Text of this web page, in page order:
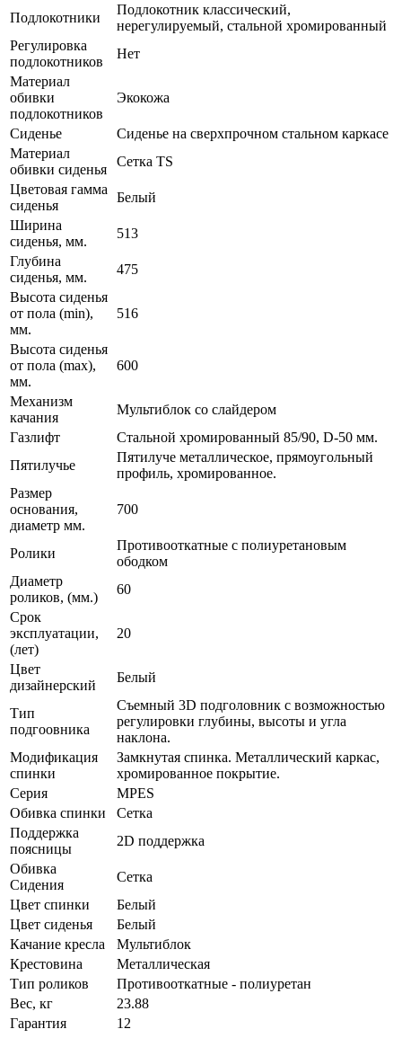
Подлокотники
Подлокотник классический,
нерегулируемый, стальной хромированный
Регулировка
подлокотников
Нет
Материал
обивки
подлокотников
Экокожа
Сиденье
Сиденье на сверхпрочном стальном каркасе
Материал
обивки сиденья
Сетка TS
Цветовая гамма
сиденья
Белый
Ширина
сиденья, мм.
513
Глубина
сиденья, мм.
475
Высота сиденья
от пола (min),
мм.
516
Высота сиденья
от пола (mах),
мм.
600
Механизм
качания
Мультиблок со слайдером
Газлифт
Стальной хромированный 85/90, D-50 мм.
Пятилучье
Пятилуче металлическое, прямоугольный
профиль, хромированное.
Размер
основания,
диаметр мм.
700
Ролики
Противооткатные с полиуретановым
ободком
Диаметр
роликов, (мм.)
60
Срок
эксплуатации,
(лет)
20
Цвет
дизайнерский
Белый
Тип
подгоовника
Съемный 3D подголовник с возможностью
регулировки глубины, высоты и угла
наклона.
Модификация
спинки
Замкнутая спинка. Металлический каркас,
хромированное покрытие.
Серия
MPES
Обивка спинки
Сетка
Поддержка
поясницы
2D поддержка
Обивка
Сидения
Сетка
Цвет спинки
Белый
Цвет сиденья
Белый
Качание кресла
Мультиблок
Крестовина
Металлическая
Тип роликов
Противооткатные - полиуретан
Вес, кг
23.88
Гарантия
12